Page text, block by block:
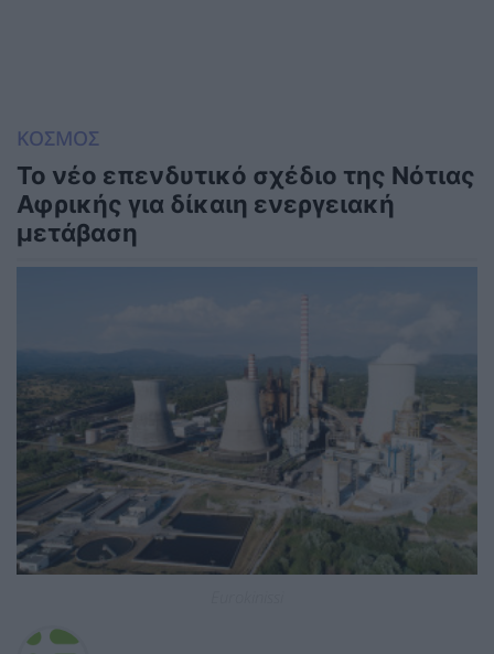
ΚΟΣΜΟΣ
Το νέο επενδυτικό σχέδιο της Νότιας
Αφρικής για δίκαιη ενεργειακή
μετάβαση